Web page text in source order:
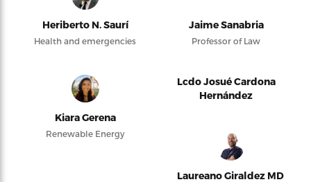
Heriberto N. Saurí
Health and emergencies
Jaime Sanabria
Professor of Law
Kiara Gerena
Renewable Energy
Lcdo Josué Cardona
Hernández
Laureano Giraldez MD